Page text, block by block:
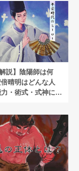
解説】陰陽師は何
晴明はどんな人
・術式・式神につ